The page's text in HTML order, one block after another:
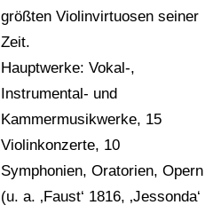
größten Violinvirtuosen seiner
Zeit.
Hauptwerke: Vokal-,
Instrumental- und
Kammermusikwerke, 15
Violinkonzerte, 10
Symphonien, Oratorien, Opern
(u. a. ‚Faust‘ 1816, ‚Jessonda‘